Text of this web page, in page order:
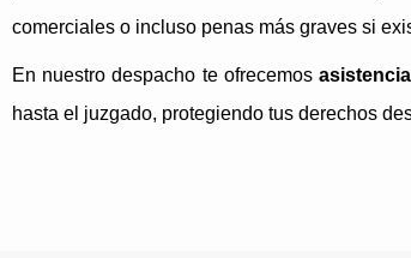
comerciales o incluso penas más graves si
En nuestro despacho te ofrecemos
hasta el juzgado, protegiendo tus derechos